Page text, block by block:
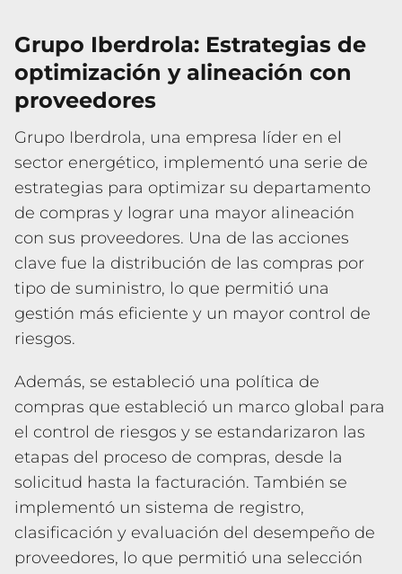
Grupo Iberdrola: Estrategias de
optimización y alineación con
proveedores
Grupo Iberdrola, una empresa líder en el
sector energético, implementó una serie de
estrategias para optimizar su departamento
de compras y lograr una mayor alineación
con sus proveedores. Una de las acciones
clave fue la distribución de las compras por
tipo de suministro, lo que permitió una
gestión más eficiente y un mayor control de
riesgos.
Además, se estableció una política de
compras que estableció un marco global para
el control de riesgos y se estandarizaron las
etapas del proceso de compras, desde la
solicitud hasta la facturación. También se
implementó un sistema de registro,
clasificación y evaluación del desempeño de
proveedores, lo que permitió una selección